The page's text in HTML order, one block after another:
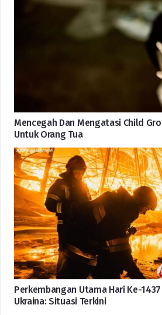
Mencegah Dan Mengatasi Child
Untuk Orang Tua
Perkembangan Utama Hari Ke-
Ukraina: Situasi Terkini